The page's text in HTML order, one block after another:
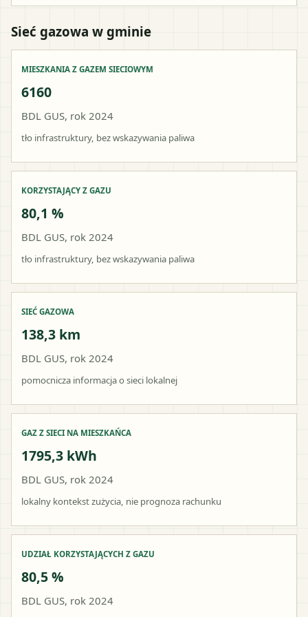
Sieć gazowa w gminie
MIESZKANIA Z GAZEM SIECIOWYM
6160
BDL GUS, rok 2024
tło infrastruktury, bez wskazywania paliwa
KORZYSTAJĄCY Z GAZU
80,1 %
BDL GUS, rok 2024
tło infrastruktury, bez wskazywania paliwa
SIEĆ GAZOWA
138,3 km
BDL GUS, rok 2024
pomocnicza informacja o sieci lokalnej
GAZ Z SIECI NA MIESZKAŃCA
1795,3 kWh
BDL GUS, rok 2024
lokalny kontekst zużycia, nie prognoza rachunku
UDZIAŁ KORZYSTAJĄCYCH Z GAZU
80,5 %
BDL GUS, rok 2024